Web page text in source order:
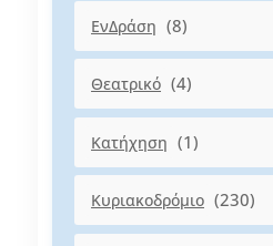
ΕνΔράση (8)
Θεατρικό (4)
Κατήχηση (1)
Κυριακοδρόμιο (230)